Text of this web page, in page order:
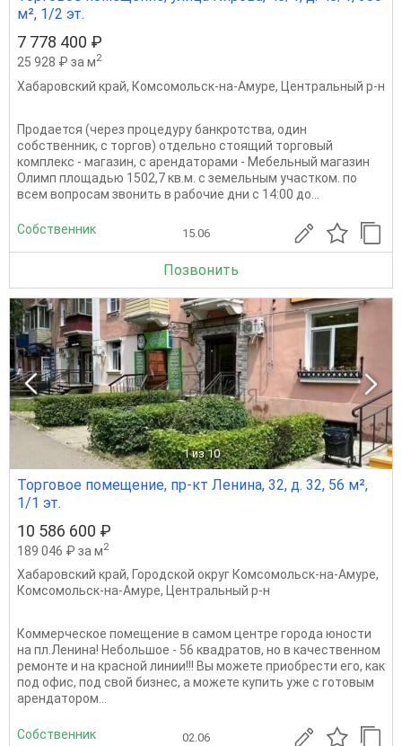
м², 1/2 эт.
7 778 400 ₽
25 928 ₽ за м2
Хабаровский край, Комсомольск-на-Амуре, Центральный р-н
Продается (через процедуру банкротства, один
собственник, с торгов) отдельно стоящий торговый
комплекс - магазин, с арендаторами - Мебельный магазин
Олимп площадью 1502,7 кв.м. с земельным участком. по
всем вопросам звонить в рабочие дни с 14:00 до...
Собственник 15.06
Позвонить
1 из 10
Торговое помещение, пр-кт Ленина, 32, д. 32, 56 м²,
1/1 эт.
10 586 600 ₽
189 046 ₽ за м2
Хабаровский край, Городской округ Комсомольск-на-Амуре,
Комсомольск-на-Амуре, Центральный р-н
Коммерческое помещение в самом центре города юности
на пл.Ленина! Небольшое - 56 квадратов, но в качественном
ремонте и на красной линии!!! Вы можете приобрести его, как
под офис, под свой бизнес, а можете купить уже с готовым
арендатором...
Собственник 02.06